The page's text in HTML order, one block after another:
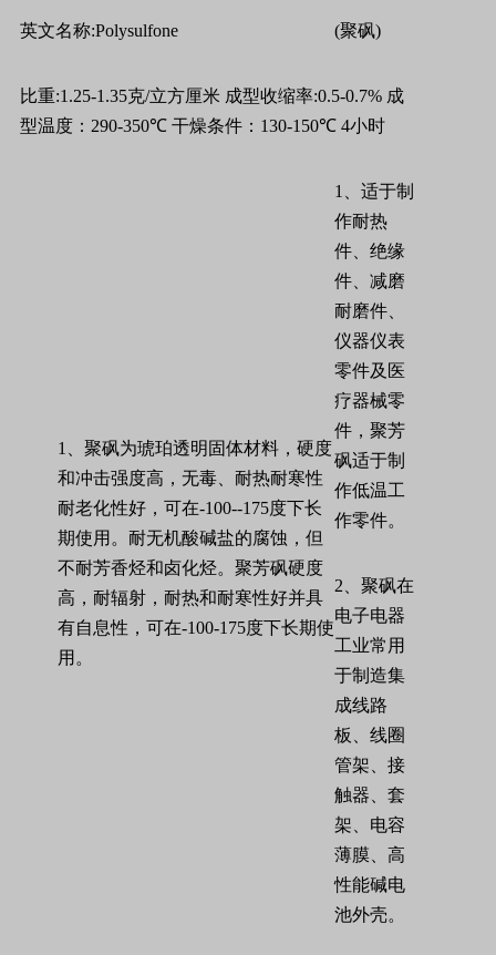
英文名称:Polysulfone (聚砜)
比重:1.25-1.35克/立方厘米 成型收缩率:0.5-0.7% 成
型温度： 290-350℃ 干燥条件： 130-150℃ 4小时
1
、聚砜为琥珀透明固体材料，硬度
和冲击强度高，无毒、耐热耐寒性
耐老化性好，可在-100--175度下长
期使用。耐无机酸碱盐的腐蚀，但
不耐芳香烃和卤化烃。聚芳砜硬度
高，耐辐射，耐热和耐寒性好并具
有自息性，可在-100-175度下长期使
用。
1
、适于制
作耐热
件、绝缘
件、减磨
耐磨件、
仪器仪表
零件及医
疗器械零
件，聚芳
砜适于制
作低温工
作零件。
2 、聚砜在
电子电器
工业常用
于制造集
成线路
板、线圈
管架、接
触器、套
架、电容
薄膜、高
性能碱电
池外壳。